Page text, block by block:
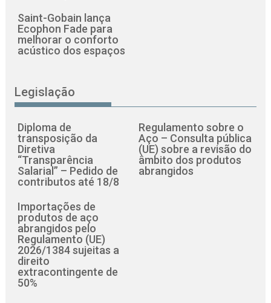
Saint-Gobain lança
Ecophon Fade para
melhorar o conforto
acústico dos espaços
Legislação
Diploma de
transposição da
Diretiva
“Transparência
Salarial” – Pedido de
contributos até 18/8
Regulamento sobre o
Aço – Consulta pública
(UE) sobre a revisão do
âmbito dos produtos
abrangidos
Importações de
produtos de aço
abrangidos pelo
Regulamento (UE)
2026/1384 sujeitas a
direito
extracontingente de
50%